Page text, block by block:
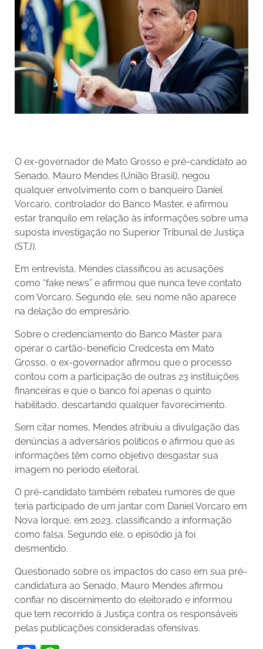
O ex-governador de Mato Grosso e pré-candidato ao
Senado, Mauro Mendes (União Brasil), negou
qualquer envolvimento com o banqueiro Daniel
Vorcaro, controlador do Banco Master, e afirmou
estar tranquilo em relação às informações sobre uma
suposta investigação no Superior Tribunal de Justiça
(STJ).
Em entrevista, Mendes classificou as acusações
como “fake news” e afirmou que nunca teve contato
com Vorcaro. Segundo ele, seu nome não aparece
na delação do empresário.
Sobre o credenciamento do Banco Master para
operar o cartão-benefício Credcesta em Mato
Grosso, o ex-governador afirmou que o processo
contou com a participação de outras 23 instituições
financeiras e que o banco foi apenas o quinto
habilitado, descartando qualquer favorecimento.
Sem citar nomes, Mendes atribuiu a divulgação das
denúncias a adversários políticos e afirmou que as
informações têm como objetivo desgastar sua
imagem no período eleitoral.
O pré-candidato também rebateu rumores de que
teria participado de um jantar com Daniel Vorcaro em
Nova Iorque, em 2023, classificando a informação
como falsa. Segundo ele, o episódio já foi
desmentido.
Questionado sobre os impactos do caso em sua pré-
candidatura ao Senado, Mauro Mendes afirmou
confiar no discernimento do eleitorado e informou
que tem recorrido à Justiça contra os responsáveis
pelas publicações consideradas ofensivas.